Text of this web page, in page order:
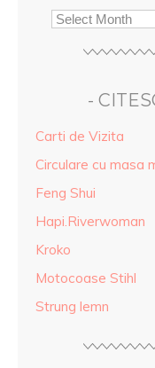
-
Carti de Vizita
Circulare cu masa
Feng Shui
Hapi.Riverwoman
Kroko
Motocoase Stihl
Strung lemn